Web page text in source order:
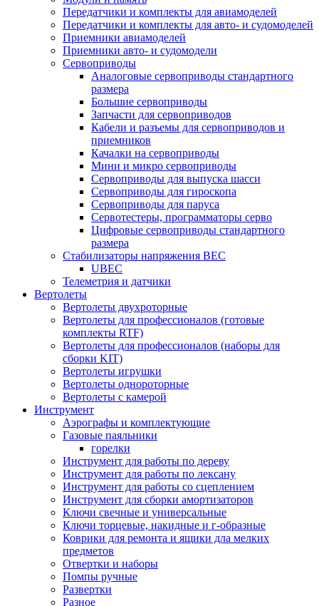
Передатчики и комплекты для авиамоделей
Передатчики и комплекты для авто- и судомоделей
Приемники авиамоделей
Приемники авто- и судомодели
Сервоприводы
Аналоговые сервоприводы стандартного
размера
Большие сервоприводы
Запчасти для сервоприводов
Кабели и разъемы для сервоприводов и
приемников
Качалки на сервоприводы
Мини и микро сервоприводы
Сервоприводы для выпуска шасси
Сервоприводы для гироскопа
Сервоприводы для паруса
Сервотестеры, программаторы серво
Цифровые сервоприводы стандартного
размера
Стабилизаторы напряжения BEC
UBEC
Телеметрия и датчики
Вертолеты
Вертолеты двухроторные
Вертолеты для профессионалов (готовые
комплекты RTF)
Вертолеты для профессионалов (наборы для
сборки KIT)
Вертолеты игрушки
Вертолеты однороторные
Вертолеты с камерой
Инструмент
Аэрографы и комплектующие
Газовые паяльники
горелки
Инструмент для работы по дереву
Инструмент для работы по лексану
Инструмент для работы со сцеплением
Инструмент для сборки амортизаторов
Ключи свечные и универсальные
Ключи торцевые, накидные и г-образные
Коврики для ремонта и ящики дла мелких
предметов
Отвертки и наборы
Помпы ручные
Развертки
Разное